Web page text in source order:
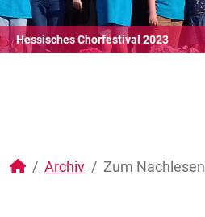
Hessisches Chorfestival 2023
Archiv Zum Nachlesen